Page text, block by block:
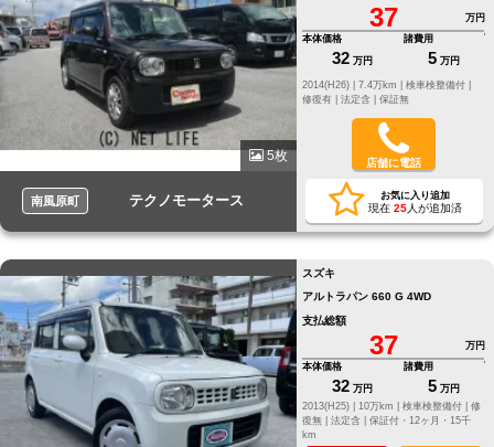
5枚
南風原町 テクノモータース
37
万円
本体価格
32 万円
諸費用
5 万円
修復有 | 法定含 | 保証無
店舗に電話
お気に入り追加
現在 25人が追加済
スズキ
アルトラパン 660 G 4WD
支払総額
37
万円
本体価格
32 万円
諸費用
5 万円
2013(H25) |
10万km | 検車検整備付 | 修
復無 | 法定含 | 保証付・12ヶ月・15千
km